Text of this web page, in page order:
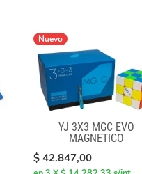
Nuevo
YJ 3X3 MGC EVO
MAGNETICO
$ 42.847,00